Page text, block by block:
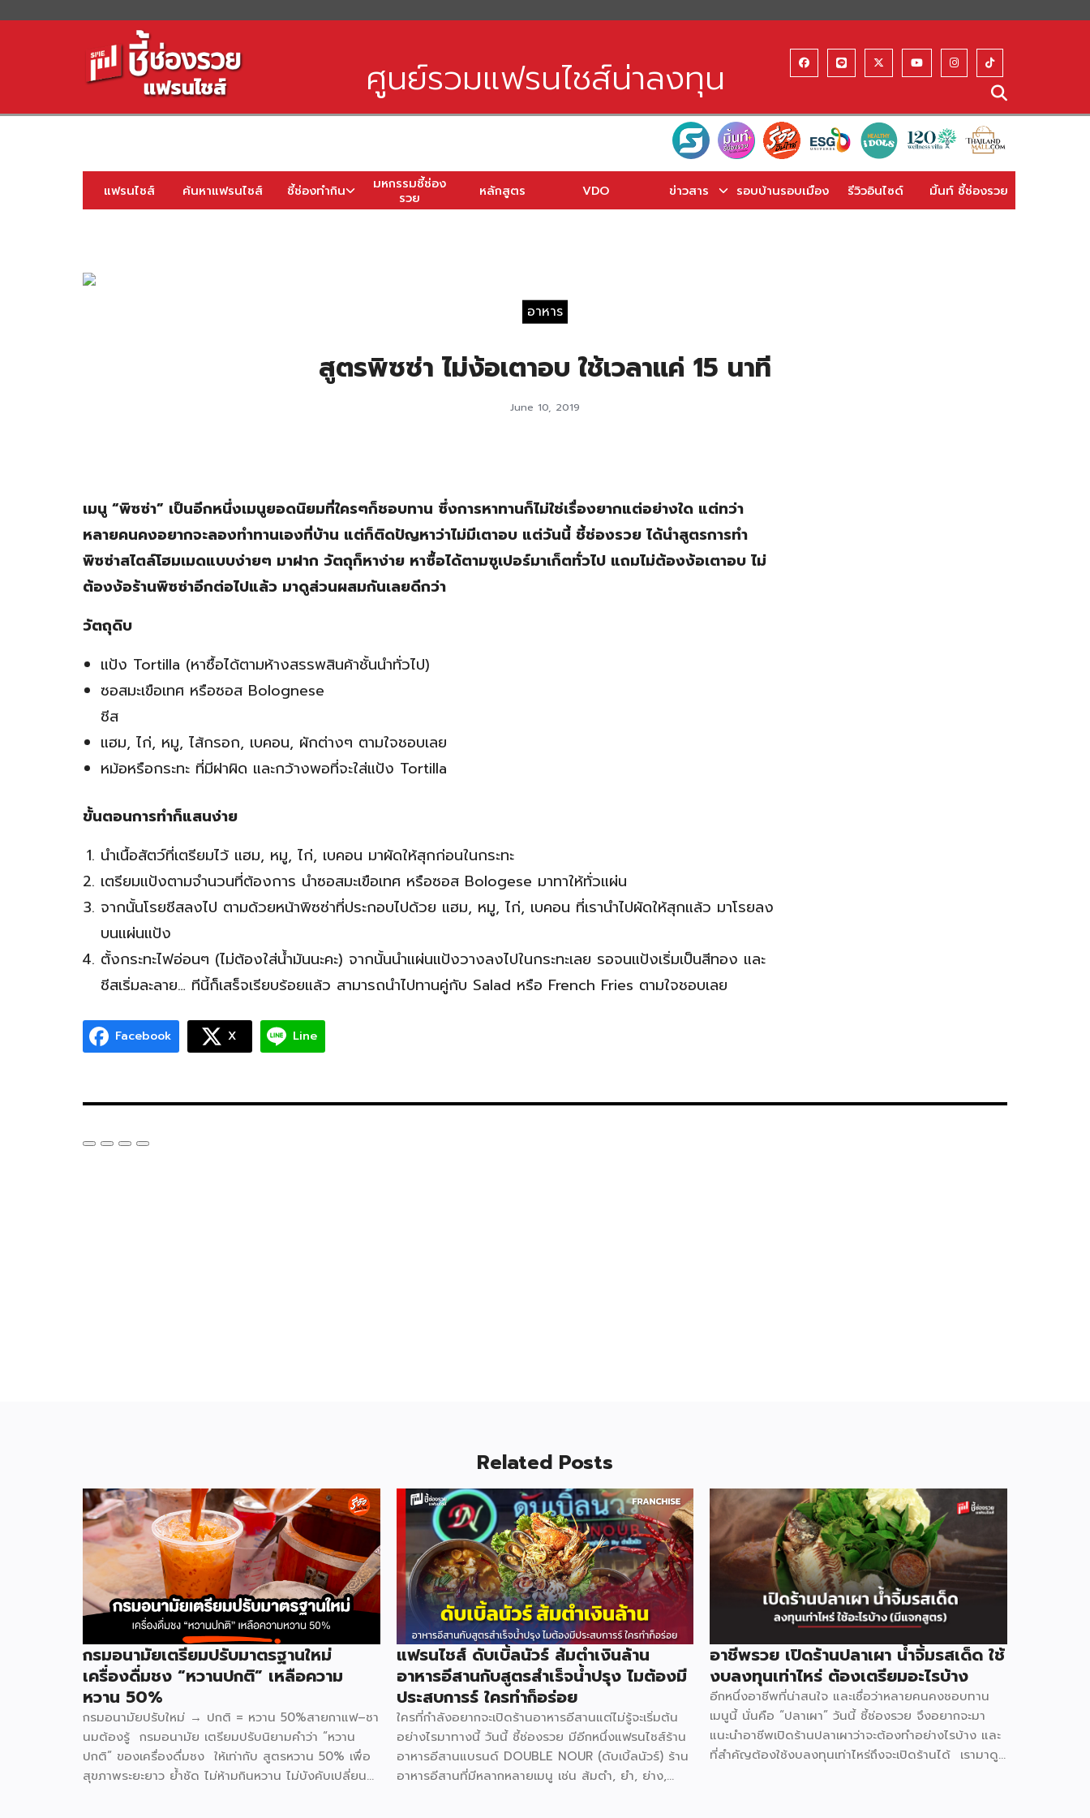
ศูนย์รวมแฟรนไชส์น่าลงทุน
แฟรนไชส์ ค้นหาแฟรนไชส์ ชี้ช่องทำกิน
มหกรรมชี้ช่อง
รวย
หลักสูตร VDO ข่าวสาร รอบบ้านรอบเมือง รีวิวอินไซด์ มิ้นท์ ชี้ช่องรวย
อาหาร
สูตรพิซซ่า ไม่ง้อเตาอบ ใช้เวลาแค่ 15 นาที
June 10, 2019
เมนู “พิซซ่า” เป็นอีกหนึ่งเมนูยอดนิยมที่ใครๆก็ชอบทาน ซึ่งการหาทานก็ไม่ใช่เรื่องยากแต่อย่างใด แต่ทว่า
หลายคนคงอยากจะลองทำทานเองที่บ้าน แต่ก็ติดปัญหาว่าไม่มีเตาอบ แต่วันนี้ ชี้ช่องรวย ได้นำสูตรการทำ
พิซซ่าสไตล์โฮมเมดแบบง่ายๆ มาฝาก วัตถุก็หาง่าย หาซื้อได้ตามซูเปอร์มาเก็ตทั่วไป แถมไม่ต้องง้อเตาอบ ไม่
ต้องง้อร้านพิซซ่าอีกต่อไปแล้ว มาดูส่วนผสมกันเลยดีกว่า
วัตถุดิบ
แป้ง Tortilla (หาซื้อได้ตามห้างสรรพสินค้าชั้นนำทั่วไป)
ซอสมะเขือเทศ หรือซอส Bolognese
ชีส
แฮม, ไก่, หมู, ไส้กรอก, เบคอน, ผักต่างๆ ตามใจชอบเลย
หม้อหรือกระทะ ที่มีฝาผิด และกว้างพอที่จะใส่แป้ง Tortilla
ขั้นตอนการทำก็แสนง่าย
นำเนื้อสัตว์ที่เตรียมไว้ แฮม, หมู, ไก่, เบคอน มาผัดให้สุกก่อนในกระทะ
เตรียมแป้งตามจำนวนที่ต้องการ นำซอสมะเขือเทศ หรือซอส Bologese มาทาให้ทั่วแผ่น
จากนั้นโรยชีสลงไป ตามด้วยหน้าพิซซ่าที่ประกอบไปด้วย แฮม, หมู, ไก่, เบคอน ที่เรานำไปผัดให้สุกแล้ว มาโรยลง
บนแผ่นแป้ง
ตั้งกระทะไฟอ่อนๆ (ไม่ต้องใส่น้ำมันนะคะ) จากนั้นนำแผ่นแป้งวางลงไปในกระทะเลย รอจนแป้งเริ่มเป็นสีทอง และ
ชีสเริ่มละลาย… ทีนี้ก็เสร็จเรียบร้อยแล้ว สามารถนำไปทานคู่กับ Salad หรือ French Fries ตามใจชอบเลย
Facebook X Line
Related Posts
กรมอนามัยเตรียมปรับมาตรฐานใหม่
เครื่องดื่มชง “หวานปกติ” เหลือความ
หวาน 50%
กรมอนามัยปรับใหม่ → ปกติ = หวาน 50%สายกาแฟ–ชา
นมต้องรู้ กรมอนามัย เตรียมปรับนิยามคำว่า “หวาน
ปกติ” ของเครื่องดื่มชง ให้เท่ากับ สูตรหวาน 50% เพื่อ
สุขภาพระยะยาว ย้ำชัด ไม่ห้ามกินหวาน ไม่บังคับเปลี่ยน
แฟรนไชส์ ดับเบิ้ลนัวร์ ส้มตำเงินล้าน
อาหารอีสานกับสูตรสำเร็จน้ำปรุง ไมต้องมี
ประสบการร์ ใครทำก็อร่อย
ใครที่กำลังอยากจะเปิดร้านอาหารอีสานแต่ไม่รู้จะเริ่มต้น
อย่างไรมาทางนี้ วันนี้ ชี้ช่องรวย มีอีกหนึ่งแฟรนไชส์ร้าน
อาหารอีสานแบรนด์ DOUBLE NOUR (ดับเบิ้ลนัวร์) ร้าน
อาหารอีสานที่มีหลากหลายเมนู เช่น ส้มตำ, ยำ, ย่าง,
อาชีพรวย เปิดร้านปลาเผา น้ำจิ้มรสเด็ด ใช้
งบลงทุนเท่าไหร่ ต้องเตรียมอะไรบ้าง
อีกหนึ่งอาชีพที่น่าสนใจ และเชื่อว่าหลายคนคงชอบทาน
เมนูนี้ นั่นคือ “ปลาเผา” วันนี้ ชี้ช่องรวย จึงอยากจะมา
แนะนำอาชีพเปิดร้านปลาเผาว่าจะต้องทำอย่างไรบ้าง และ
ที่สำคัญต้องใช้งบลงทุนเท่าไหร่ถึงจะเปิดร้านได้ เรามาดู